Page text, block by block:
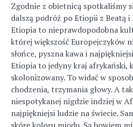
Zgodnie z obietnicą spotkaliśmy
dalszą podróż po Etiopii z Beatą i
Etiopia to nieprawdopodobna
której większość Europejczyków
słońce, pyszna kawa i
Etiopia to jedyny kraj afrykański,
skolonizowany. To widać w
chodzenia, trzymania głowy. A
niespotykanej nigdzie indziej w
najpiękniejsi ludzie na świecie.